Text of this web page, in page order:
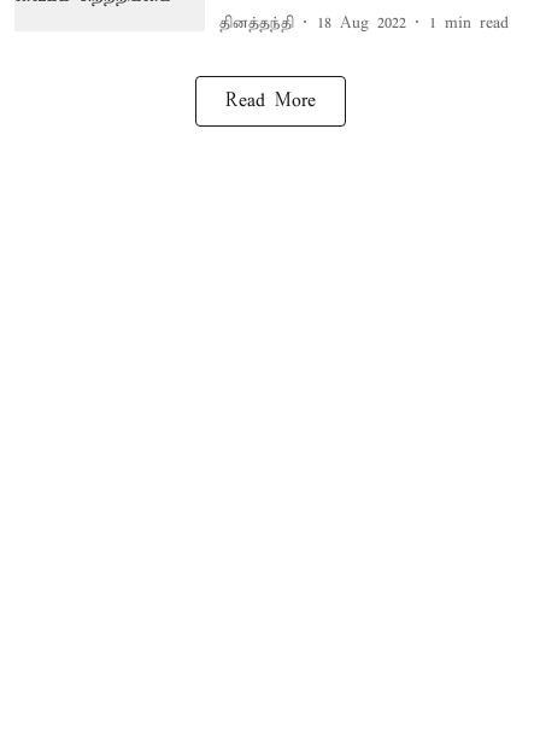
தினத்தந்தி 18 Aug 2022 1 min read
Read More